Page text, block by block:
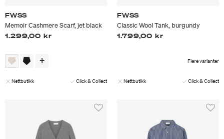
FWSS
Memoir Cashmere Scarf, jet black
1.299,00 kr
Nettbutikk Click & Collect
FWSS
Classic Wool Tank, burgundy
1.799,00 kr
Flere varianter
Nettbutikk Click & Collect